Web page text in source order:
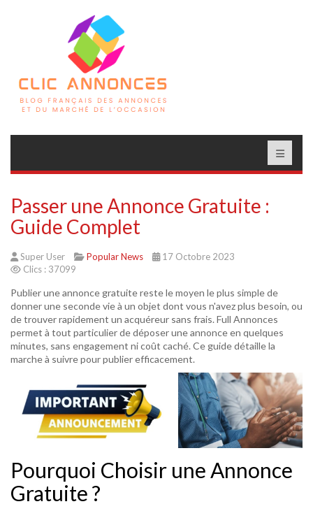
Passer une Annonce Gratuite :
Guide Complet
Super User Popular News
17 Octobre 2023
Clics : 37099
Publier une annonce gratuite reste le moyen le plus simple de
donner une seconde vie à un objet dont vous n'avez plus besoin, ou
de trouver rapidement un acquéreur sans frais. Full Annonces
permet à tout particulier de déposer une annonce en quelques
minutes, sans engagement ni coût caché. Ce guide détaille la
marche à suivre pour publier efficacement.
Pourquoi Choisir une Annonce
Gratuite ?